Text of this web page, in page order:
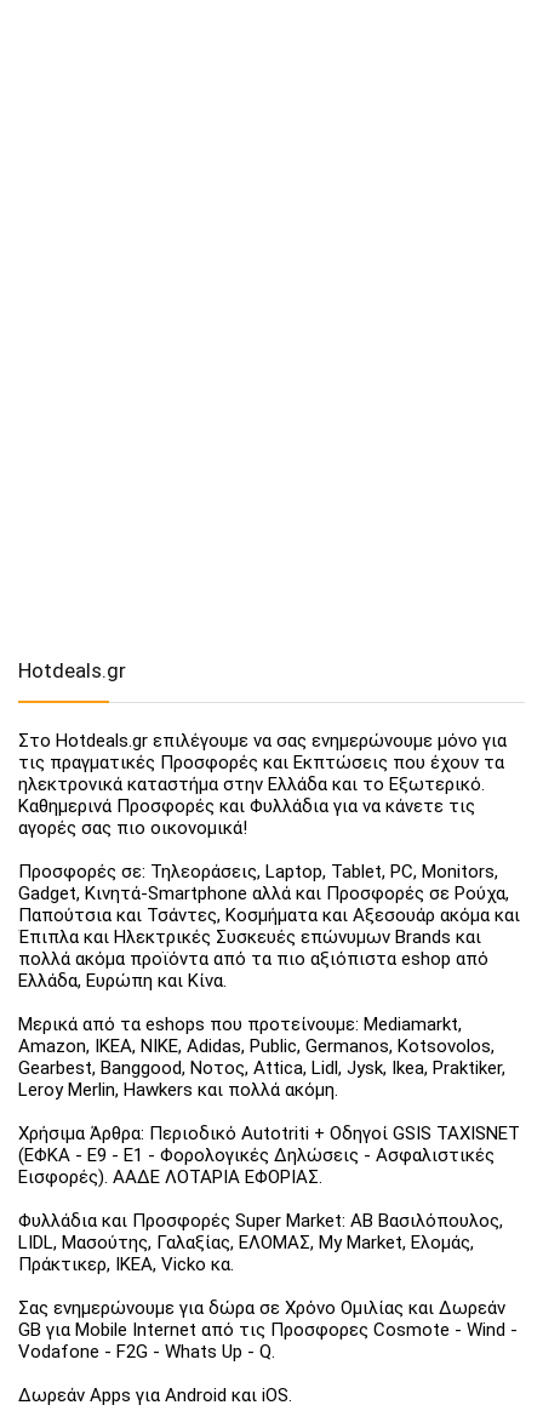
Hotdeals.gr
Στο Hotdeals.gr επιλέγουμε να σας ενημερώνουμε μόνο για
τις πραγματικές Προσφορές και Εκπτώσεις που έχουν τα
ηλεκτρονικά καταστήμα στην Ελλάδα και το Εξωτερικό.
Καθημερινά Προσφορές και Φυλλάδια για να κάνετε τις
αγορές σας πιο οικονομικά!
Προσφορές σε: Τηλεοράσεις, Laptop, Tablet, PC, Monitors,
Gadget, Κινητά-Smartphone αλλά και Προσφορές σε Ρούχα,
Παπούτσια και Τσάντες, Κοσμήματα και Αξεσουάρ ακόμα και
Έπιπλα και Ηλεκτρικές Συσκευές επώνυμων Brands και
πολλά ακόμα προϊόντα από τα πιο αξιόπιστα eshop από
Ελλάδα, Ευρώπη και Κίνα.
Μερικά από τα eshops που προτείνουμε: Mediamarkt,
Amazon, IKEA, NIKE, Adidas, Public, Germanos, Kotsovolos,
Gearbest, Banggood, Νοτος, Attica, Lidl, Jysk, Ikea, Praktiker,
Leroy Merlin, Hawkers και πολλά ακόμη.
Χρήσιμα Άρθρα: Περιοδικό Autotriti + Οδηγοί GSIS TAXISNET
(ΕΦΚΑ - Ε9 - Ε1 - Φορολογικές Δηλώσεις - Ασφαλιστικές
Εισφορές). ΑΑΔΕ ΛΟΤΑΡΙΑ ΕΦΟΡΙΑΣ.
Φυλλάδια και Προσφορές Super Market: ΑΒ Βασιλόπουλος,
LIDL, Μασούτης, Γαλαξίας, ΕΛΟΜΑΣ, My Market, Ελομάς,
Πράκτικερ, ΙΚΕΑ, Vicko κα.
Σας ενημερώνουμε για δώρα σε Χρόνο Ομιλίας και Δωρεάν
GB για Mobile Internet από τις Προσφορες Cosmote - Wind -
Vodafone - F2G - Whats Up - Q.
Δωρεάν Apps για Android και iOS.